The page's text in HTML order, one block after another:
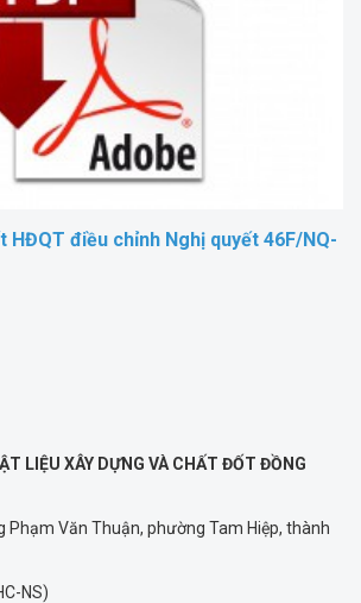
HĐQT điều chỉnh Nghị quyết 46F/NQ-
LIỆU XÂY DỰNG VÀ CHẤT ĐỐT ĐỒNG
Phạm Văn Thuận, phường Tam Hiệp, thành
NS)